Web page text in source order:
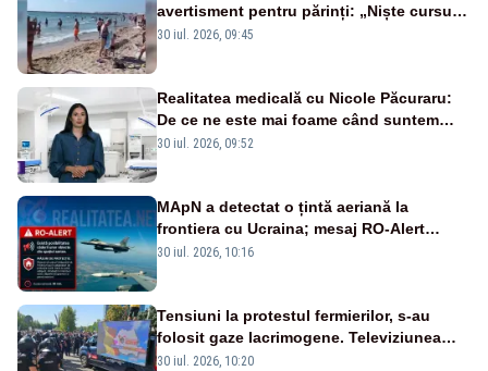
avertisment pentru părinți: „Niște cursuri
de înot la piscină nu sunt suficiente”
30 iul. 2026, 09:45
Realitatea medicală cu Nicole Păcuraru:
De ce ne este mai foame când suntem
obosiți?
30 iul. 2026, 09:52
MApN a detectat o țintă aeriană la
frontiera cu Ucraina; mesaj RO-Alert
transmis în județul Tulcea
30 iul. 2026, 10:16
Tensiuni la protestul fermierilor, s-au
folosit gaze lacrimogene. Televiziunea
Poporului face apel la calm – LIVE TEXT
30 iul. 2026, 10:20